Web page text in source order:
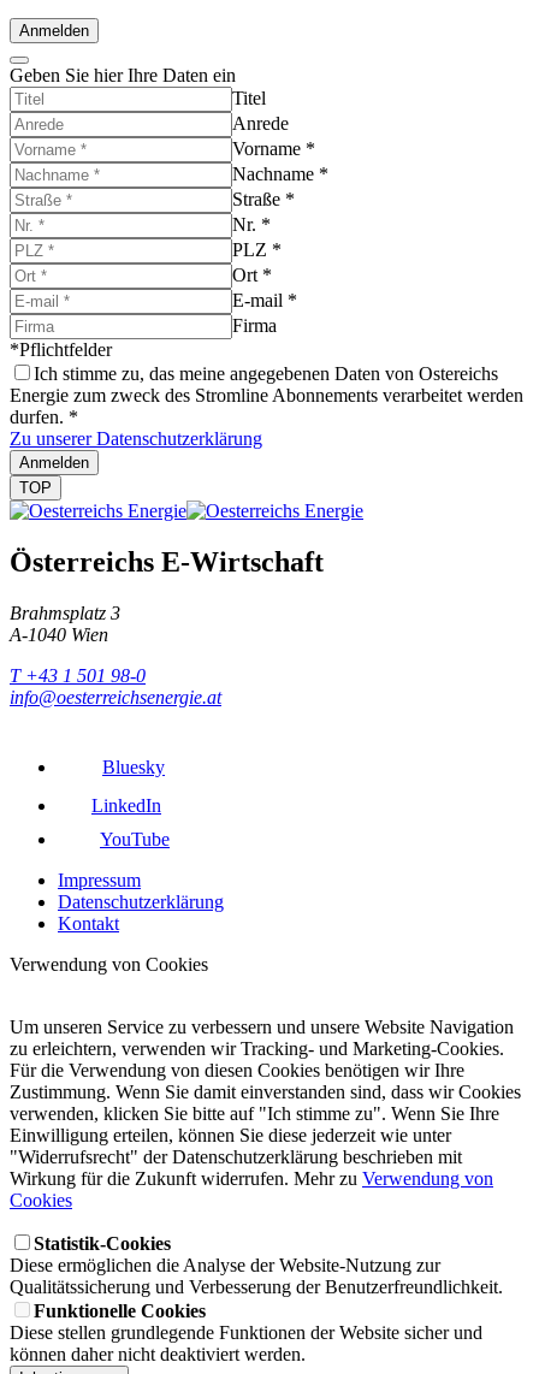
Anmelden
Geben Sie hier Ihre Daten ein
Titel
Anrede
Vorname *
Nachname *
Straße *
Nr. *
PLZ *
Ort *
E-mail *
Firma
*Pflichtfelder
Ich stimme zu, das meine angegebenen Daten von Ostereichs
Energie zum zweck des Stromline Abonnements verarbeitet werden
durfen. *
Zu unserer Datenschutzerklärung
Anmelden
TOP
Österreichs E-Wirtschaft
Brahmsplatz 3
A-1040 Wien
T +43 1 501 98-0
info@oesterreichsenergie.at
Bluesky
LinkedIn
YouTube
Impressum
Datenschutzerklärung
Kontakt
Verwendung von Cookies
Um unseren Service zu verbessern und unsere Website Navigation
zu erleichtern, verwenden wir Tracking- und Marketing-Cookies.
Für die Verwendung von diesen Cookies benötigen wir Ihre
Zustimmung. Wenn Sie damit einverstanden sind, dass wir Cookies
verwenden, klicken Sie bitte auf "Ich stimme zu". Wenn Sie Ihre
Einwilligung erteilen, können Sie diese jederzeit wie unter
"Widerrufsrecht" der Datenschutzerklärung beschrieben mit
Wirkung für die Zukunft widerrufen. Mehr zu Verwendung von
Cookies
Statistik-Cookies
Diese ermöglichen die Analyse der Website-Nutzung zur
Qualitätssicherung und Verbesserung der Benutzerfreundlichkeit.
Funktionelle Cookies
Diese stellen grundlegende Funktionen der Website sicher und
können daher nicht deaktiviert werden.